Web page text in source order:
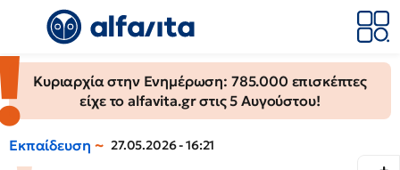
Κυριαρχία στην Ενημέρωση: 785.000 επισκέπτες
είχε το alfavita.gr στις 5 Αυγούστου!
Εκπαίδευση 27.05.2026 - 16:21